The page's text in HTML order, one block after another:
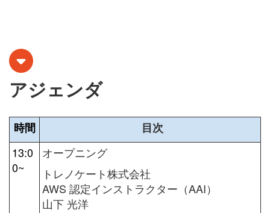
アジェンダ
時間
目次
13:0
0~
オープニング
トレノケート株式会社
AWS 認定インストラクター（AAI）
山下 光洋